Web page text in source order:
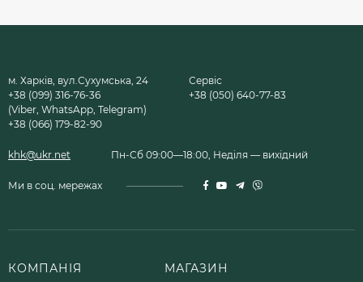
м. Харків, вул.Сухумська, 24
+38 (099) 316-76-36
(Viber, WhatsApp, Telegram)
+38 (066) 179-82-90
Сервіс
+38 (050) 640-77-83
khk@ukr.net Пн-Сб 09:00—18:00, Неділя — вихідний
Ми в соц. мережах
КОМПАНІЯ МАГАЗИН